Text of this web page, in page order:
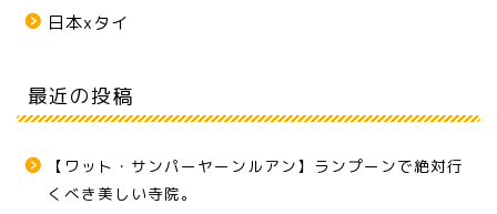
日本xタイ
最近の投稿
【ワット・サンパーヤーンルアン】ランプーンで絶対行
くべき美しい寺院。